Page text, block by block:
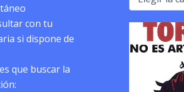
con tu
si dispone de
que buscar la